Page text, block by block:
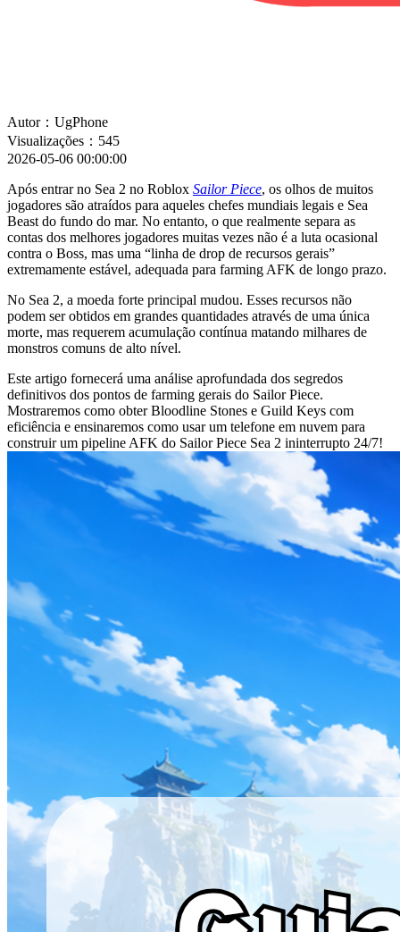
Autor：UgPhone
Visualizações：545
2026-05-06 00:00:00
Após entrar no Sea 2 no Roblox Sailor Piece, os olhos de muitos
jogadores são atraídos para aqueles chefes mundiais legais e Sea
Beast do fundo do mar. No entanto, o que realmente separa as
contas dos melhores jogadores muitas vezes não é a luta ocasional
contra o Boss, mas uma “linha de drop de recursos gerais”
extremamente estável, adequada para farming AFK de longo prazo.
No Sea 2, a moeda forte principal mudou. Esses recursos não
podem ser obtidos em grandes quantidades através de uma única
morte, mas requerem acumulação contínua matando milhares de
monstros comuns de alto nível.
Este artigo fornecerá uma análise aprofundada dos segredos
definitivos dos pontos de farming gerais do Sailor Piece.
Mostraremos como obter Bloodline Stones e Guild Keys com
eficiência e ensinaremos como usar um telefone em nuvem para
construir um pipeline AFK do Sailor Piece Sea 2 ininterrupto 24/7!